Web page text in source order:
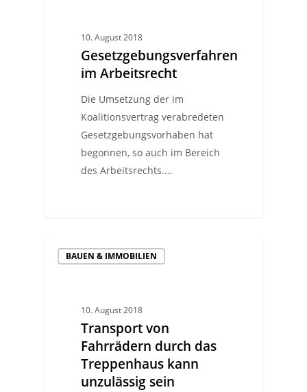
10. August 2018
Gesetzgebungsverfahren
im Arbeitsrecht
Die Umsetzung der im
Koalitionsvertrag verabredeten
Gesetzgebungsvorhaben hat
begonnen, so auch im Bereich
des Arbeitsrechts.…
BAUEN & IMMOBILIEN
10. August 2018
Transport von
Fahrrädern durch das
Treppenhaus kann
unzulässig sein